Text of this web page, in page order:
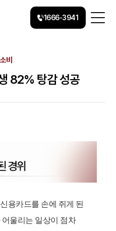
1666-3941
비
82% 탕감 성공
용카드를 손에 쥐게 된
울리는 일상이 점차